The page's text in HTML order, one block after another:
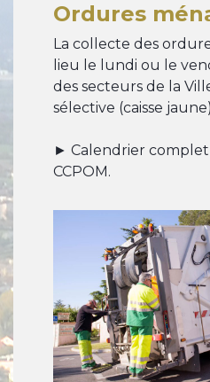
Ordures
La collecte des
lieu le lundi ou le
des secteurs de la
sélective (caisse
► Calendrier
CCPOM.